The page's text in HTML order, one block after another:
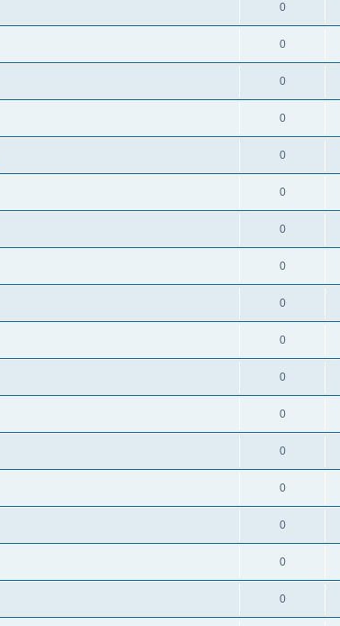
0
0
0
0
0
0
0
0
0
0
0
0
0
0
0
0
0